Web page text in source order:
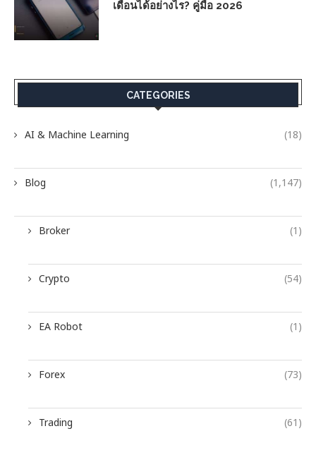
เดือนได้อย่างไร? คู่มือ 2026
CATEGORIES
AI & Machine Learning (18)
Blog (1,147)
Broker (1)
Crypto (54)
EA Robot (1)
Forex (73)
Trading (61)